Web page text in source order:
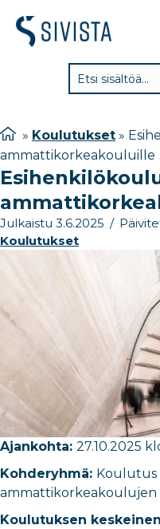
» Koulutukset »
ammattikorkeakouluille
Julkaistu 3.6.2025 /
Koulutukset
Ajankohta: 27.10.2025
Kohderyhmä: Koulutus
ammattikorkeakoulujen
Koulutuksen